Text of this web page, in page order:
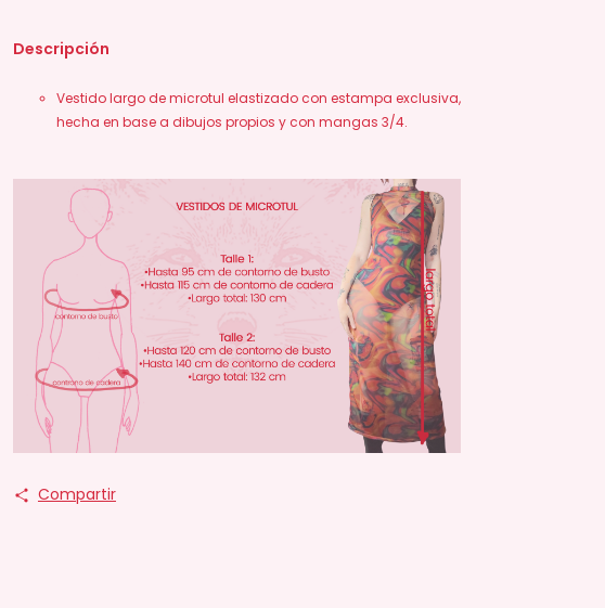
Descripción
Vestido largo de microtul elastizado con estampa exclusiva,
hecha en base a dibujos propios y con mangas 3/4.
Compartir